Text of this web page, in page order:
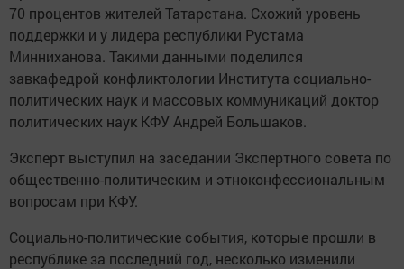
70 процентов жителей Татарстана. Схожий уровень
поддержки и у лидера республики Рустама
Минниханова. Такими данными поделился
завкафедрой конфликтологии Института социально-
политических наук и массовых коммуникаций доктор
политических наук КФУ Андрей Большаков.
Эксперт выступил на заседании Экспертного совета по
общественно-политическим и этноконфессиональным
вопросам при КФУ.
Социально-политические события, которые прошли в
республике за последний год, несколько изменили